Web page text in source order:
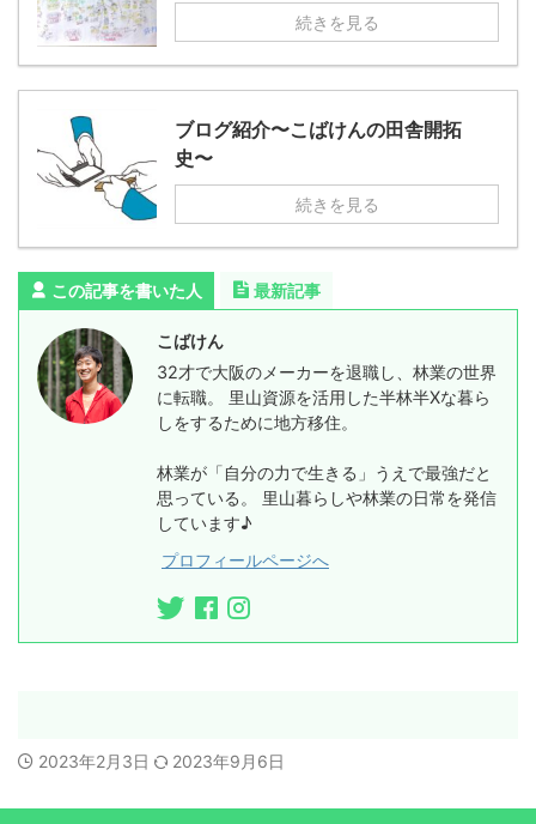
続きを見る
ブログ紹介〜こばけんの田舎開拓
史〜
続きを見る
この記事を書いた人 最新記事
こばけん
32才で大阪のメーカーを退職し、林業の世界
に転職。 里山資源を活用した半林半Xな暮ら
しをするために地方移住。
林業が「自分の力で生きる」うえで最強だと
思っている。 里山暮らしや林業の日常を発信
しています♪
プロフィールページへ
2023年2月3日 2023年9月6日